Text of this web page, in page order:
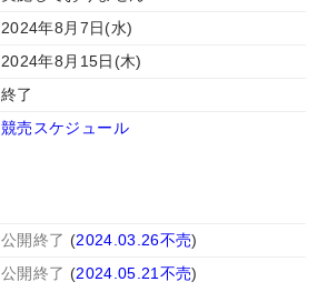
2024年8月7日(水)
2024年8月15日(木)
終了
競売スケジュール
公開終了 (2024.03.26不売)
公開終了 (2024.05.21不売)